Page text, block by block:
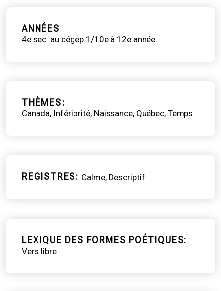
ANNÉES
4e sec. au cégep 1/10e à 12e année
THÈMES
Canada Infériorité Naissance Québec Temps
REGISTRES Calme Descriptif
LEXIQUE DES FORMES POÉTIQUES
Vers libre